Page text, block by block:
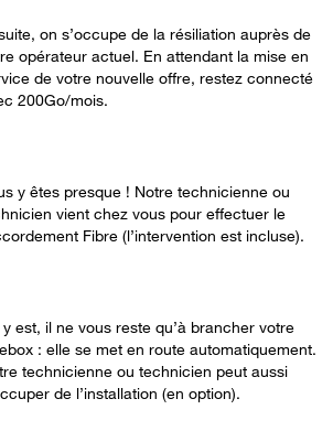
on s’occupe de la résiliation auprès de
opérateur actuel. En attendant la mise en
de votre nouvelle offre, restez connecté
200Go/mois.
y êtes presque ! Notre technicienne ou
vient chez vous pour effectuer le
Fibre (l’intervention est incluse).
y est, il ne vous reste qu’à brancher votre
: elle se met en route automatiquement.
technicienne ou technicien peut aussi
de l’installation (en option).